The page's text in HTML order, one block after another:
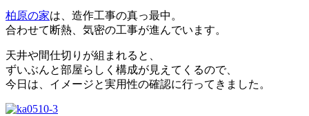
柏原の家は、造作工事の真っ最中。
合わせて断熱、気密の工事が進んでいます。
天井や間仕切りが組まれると、
ずいぶんと部屋らしく構成が見えてくるので、
今日は、イメージと実用性の確認に行ってきました。